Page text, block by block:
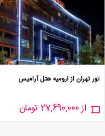
تور تهران از ارومیه هتل آرامیس
از 27,690,000 تومان